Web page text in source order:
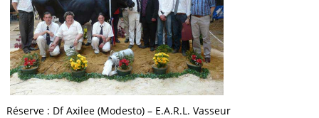
Réserve : Df Axilee (Modesto) – E.A.R.L. Vasseur